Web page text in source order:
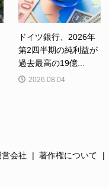
ドイツ銀行、2026年
第2四半期の純利益が
過去最高の19億...
2026.08.04
営会社 著作権について